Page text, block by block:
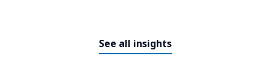
See all insights